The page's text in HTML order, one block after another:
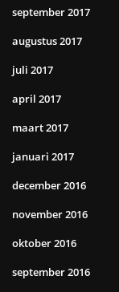
september 2017
augustus 2017
juli 2017
april 2017
maart 2017
januari 2017
december 2016
november 2016
oktober 2016
september 2016